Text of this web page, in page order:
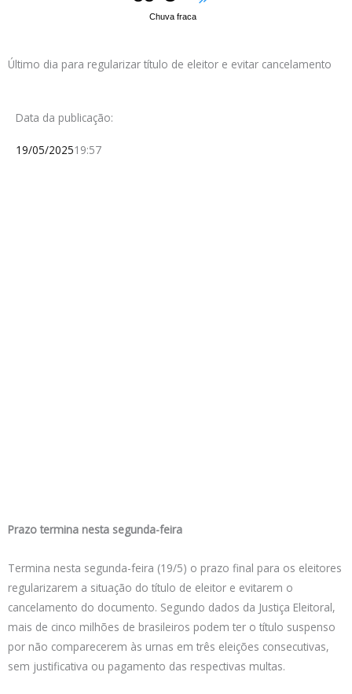
Chuva fraca
Último dia para regularizar título de eleitor e evitar cancelamento
Data da publicação:
19/05/202519:57
Prazo termina nesta segunda-feira
Termina nesta segunda-feira (19/5) o prazo final para os eleitores
regularizarem a situação do título de eleitor e evitarem o
cancelamento do documento. Segundo dados da Justiça Eleitoral,
mais de cinco milhões de brasileiros podem ter o título suspenso
por não comparecerem às urnas em três eleições consecutivas,
sem justificativa ou pagamento das respectivas multas.